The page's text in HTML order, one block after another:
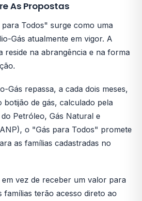
As Propostas
Todos" surge como uma
Gás atualmente em vigor. A
reside na abrangência e na forma
Gás repassa, a cada dois meses,
de gás, calculado pela
Petróleo, Gás Natural e
o "Gás para Todos" promete
as famílias cadastradas no
em vez de receber um valor para
famílias terão acesso direto ao